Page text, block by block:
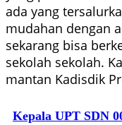
ada yang
mudahan dengan
sekarang bisa
sekolah sekolah.
mantan Kadisdik
Kepala UPT SDN